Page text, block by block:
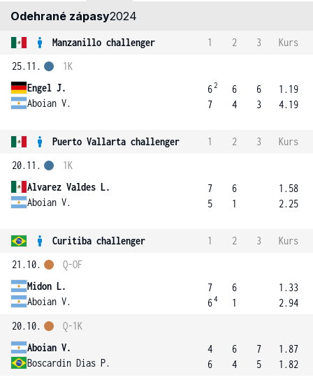
Odehrané zápasy2024
Manzanillo challenger 1 2 3
Kurs
25.11.
Engel J.
Aboian V.
1K
62
7
6
4
6
3
1.19
4.19
Puerto Vallarta challenger 1 2 3
Kurs
20.11.
Alvarez Valdes L.
Aboian V.
1K
7
5
6
1
1.58
2.25
Curitiba challenger 1 2 3
Kurs
21.10.
Midon L.
Aboian V.
Q-OF
7
64
6
1
1.33
2.94
20.10.
Aboian V.
Boscardin Dias P.
Q-1K
4
6
6
4
7
5
1.87
1.82